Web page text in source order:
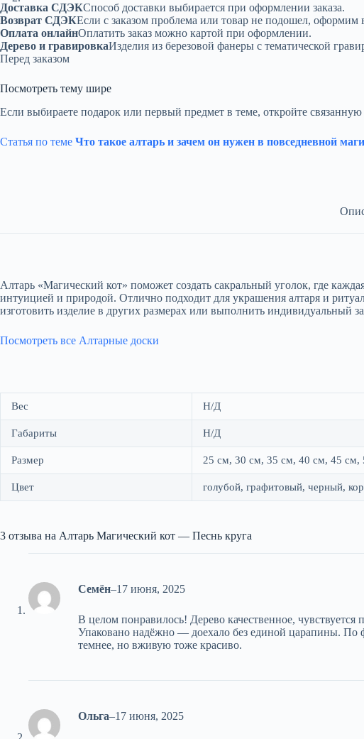
Доставка СДЭКСпособ доставки выбирается при оформлении заказа.
Возврат СДЭКЕсли с заказом проблема или товар не подошел, оформим
Оплата онлайнОплатить заказ можно картой при оформлении.
Дерево и гравировкаИзделия из березовой фанеры с тематической
Перед заказом
Посмотреть тему шире
Если выбираете подарок или первый предмет в теме, откройте связанную
Статья по теме Что такое алтарь и зачем он нужен в повседневной
Алтарь «Магический кот» поможет создать сакральный уголок, где
интуицией и природой. Отлично подходит для украшения алтаря и
изготовить изделие в других размерах или выполнить индивидуальный
Посмотреть все Алтарные доски
Вес Н/Д
Габариты Н/Д
Размер 25 см, 30 см, 35 см, 40 см, 45 см,
Цвет голубой, графитовый, черный,
3 отзыва на Алтарь Магический кот — Песнь круга
Семён–17 июня, 2025
В целом понравилось! Дерево качественное, чувствуется
Упаковано надёжно — доехало без единой царапины. По
темнее, но вживую тоже красиво.
Ольга–17 июня, 2025